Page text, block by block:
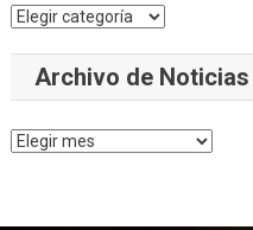
Categorías
Archivo de Noticias
Archivo